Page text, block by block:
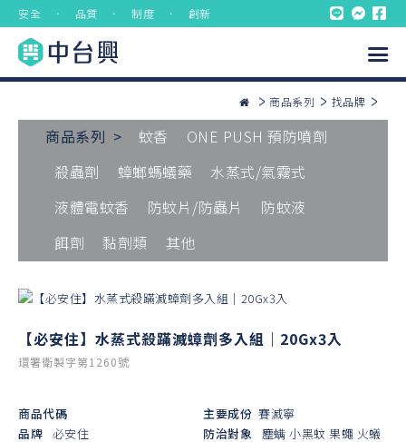
安全 ． 品質 ． 制度 ． 創新
商品系列 找品牌
商品系列 > 蚊香
ONE PUSH 預防噴劑
殺蟲劑
蟑螂螞蟻藥
水蒸式/氣霧式
液體電蚊香
防蚊片/防蟲片
防蚊液
餌劑
黏劑類 其他
【必安住】水蒸式殺蹣滅蟑劑多入組｜20Gx3入
環署衛製字第1260號
商品代碼
品牌 必安住
主要成份 賽滅寧
防治對象
塵螨 小黑蚊 果蠅 火蟻